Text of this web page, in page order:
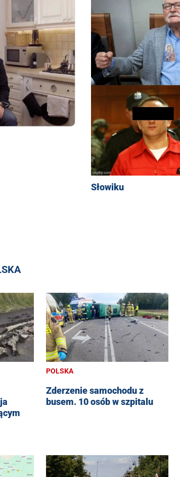
Słowiku
POLSKA
Zderzenie samochodu z
busem. 10 osób w szpitalu